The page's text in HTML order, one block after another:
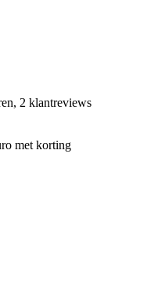
2 klantreviews
met korting